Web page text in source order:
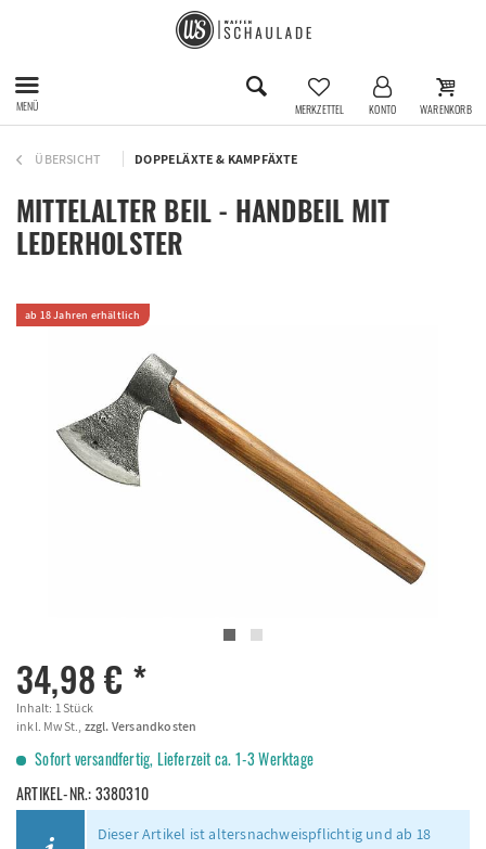
MENÜ MERKZETTEL KONTO WARENKORB
ÜBERSICHT DOPPELÄXTE & KAMPFÄXTE
MITTELALTER BEIL - HANDBEIL MIT
LEDERHOLSTER
ab 18 Jahren erhältlich
34,98 € *
Inhalt: 1 Stück
inkl. MwSt., zzgl. Versandkosten
Sofort versandfertig, Lieferzeit ca. 1-3 Werktage
ARTIKEL-NR.:3380310
Dieser Artikel ist altersnachweispflichtig und ab 18